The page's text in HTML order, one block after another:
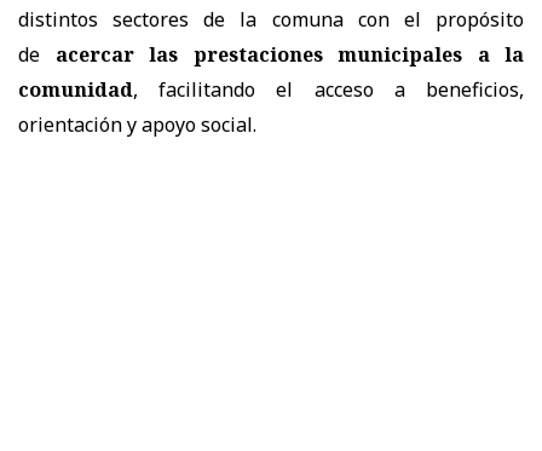
distintos sectores de la comuna con el propósito
de
acercar las prestaciones municipales a la
comunidad, facilitando el acceso a beneficios,
orientación y apoyo social.